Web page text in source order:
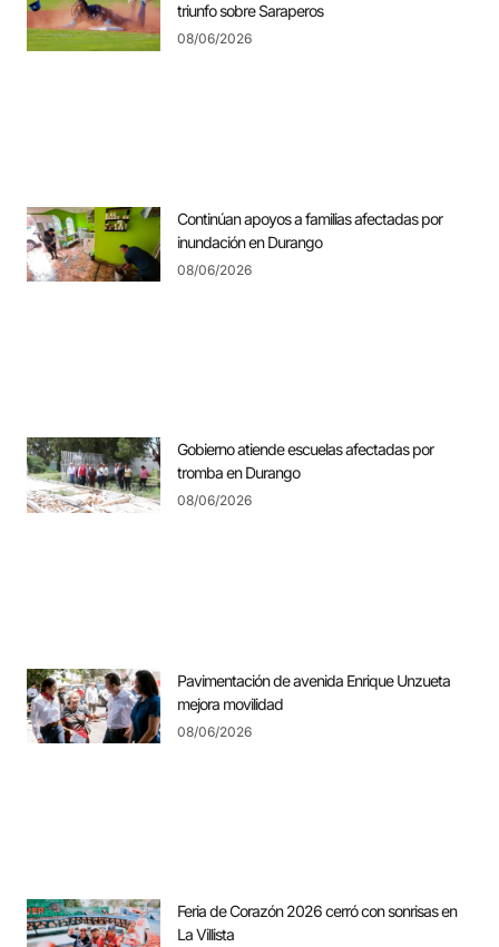
triunfo sobre Saraperos
08/06/2026
Continúan apoyos a familias afectadas por
inundación en Durango
08/06/2026
Gobierno atiende escuelas afectadas por
tromba en Durango
08/06/2026
Pavimentación de avenida Enrique Unzueta
mejora movilidad
08/06/2026
Feria de Corazón 2026 cerró con sonrisas en
La Villista